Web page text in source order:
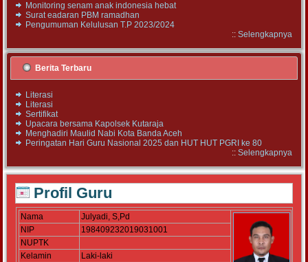
Monitoring senam anak indonesia hebat
Surat eadaran PBM ramadhan
Pengumuman Kelulusan T.P 2023/2024
:: Selengkapnya
Berita Terbaru
Literasi
Literasi
Sertifikat
Upacara bersama Kapolsek Kutaraja
Menghadiri Maulid Nabi Kota Banda Aceh
Peringatan Hari Guru Nasional 2025 dan HUT HUT PGRI ke 80
:: Selengkapnya
Profil Guru
Nama
Julyadi, S,Pd
NIP
198409232019031001
NUPTK
Kelamin
Laki-laki